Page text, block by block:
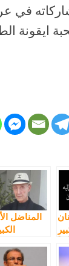
في
ايقونة
المناضل